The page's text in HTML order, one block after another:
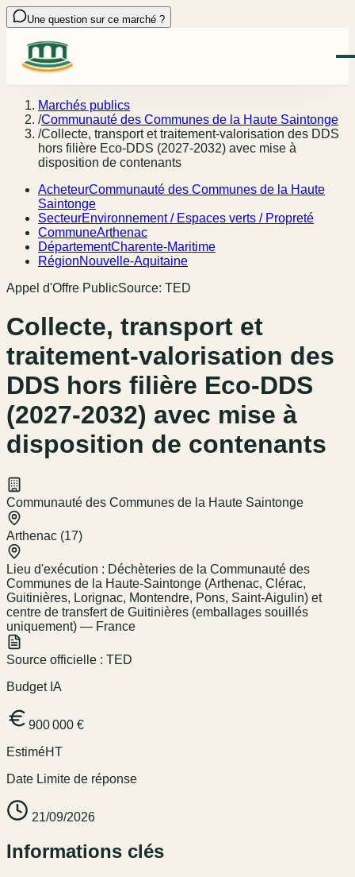
Une question sur ce marché ?
Marchés publics
/Communauté des Communes de la Haute Saintonge
/Collecte, transport et traitement-valorisation des DDS
hors filière Eco-DDS (2027-2032) avec mise à
disposition de contenants
AcheteurCommunauté des Communes de la Haute
Saintonge
SecteurEnvironnement / Espaces verts / Propreté
CommuneArthenac
DépartementCharente-Maritime
RégionNouvelle-Aquitaine
Appel d'Offre PublicSource: TED
Collecte, transport et
traitement-valorisation des
DDS hors filière Eco-DDS
(2027-2032) avec mise à
disposition de contenants
Communauté des Communes de la Haute Saintonge
Arthenac (17)
Lieu d'exécution : Déchèteries de la Communauté des
Communes de la Haute-Saintonge (Arthenac, Clérac,
Guitinières, Lorignac, Montendre, Pons, Saint-Aigulin) et
centre de transfert de Guitinières (emballages souillés
uniquement) — France
Source officielle : TED
Budget IA
900 000 €
EstiméHT
Date Limite de réponse
21/09/2026
Informations clés